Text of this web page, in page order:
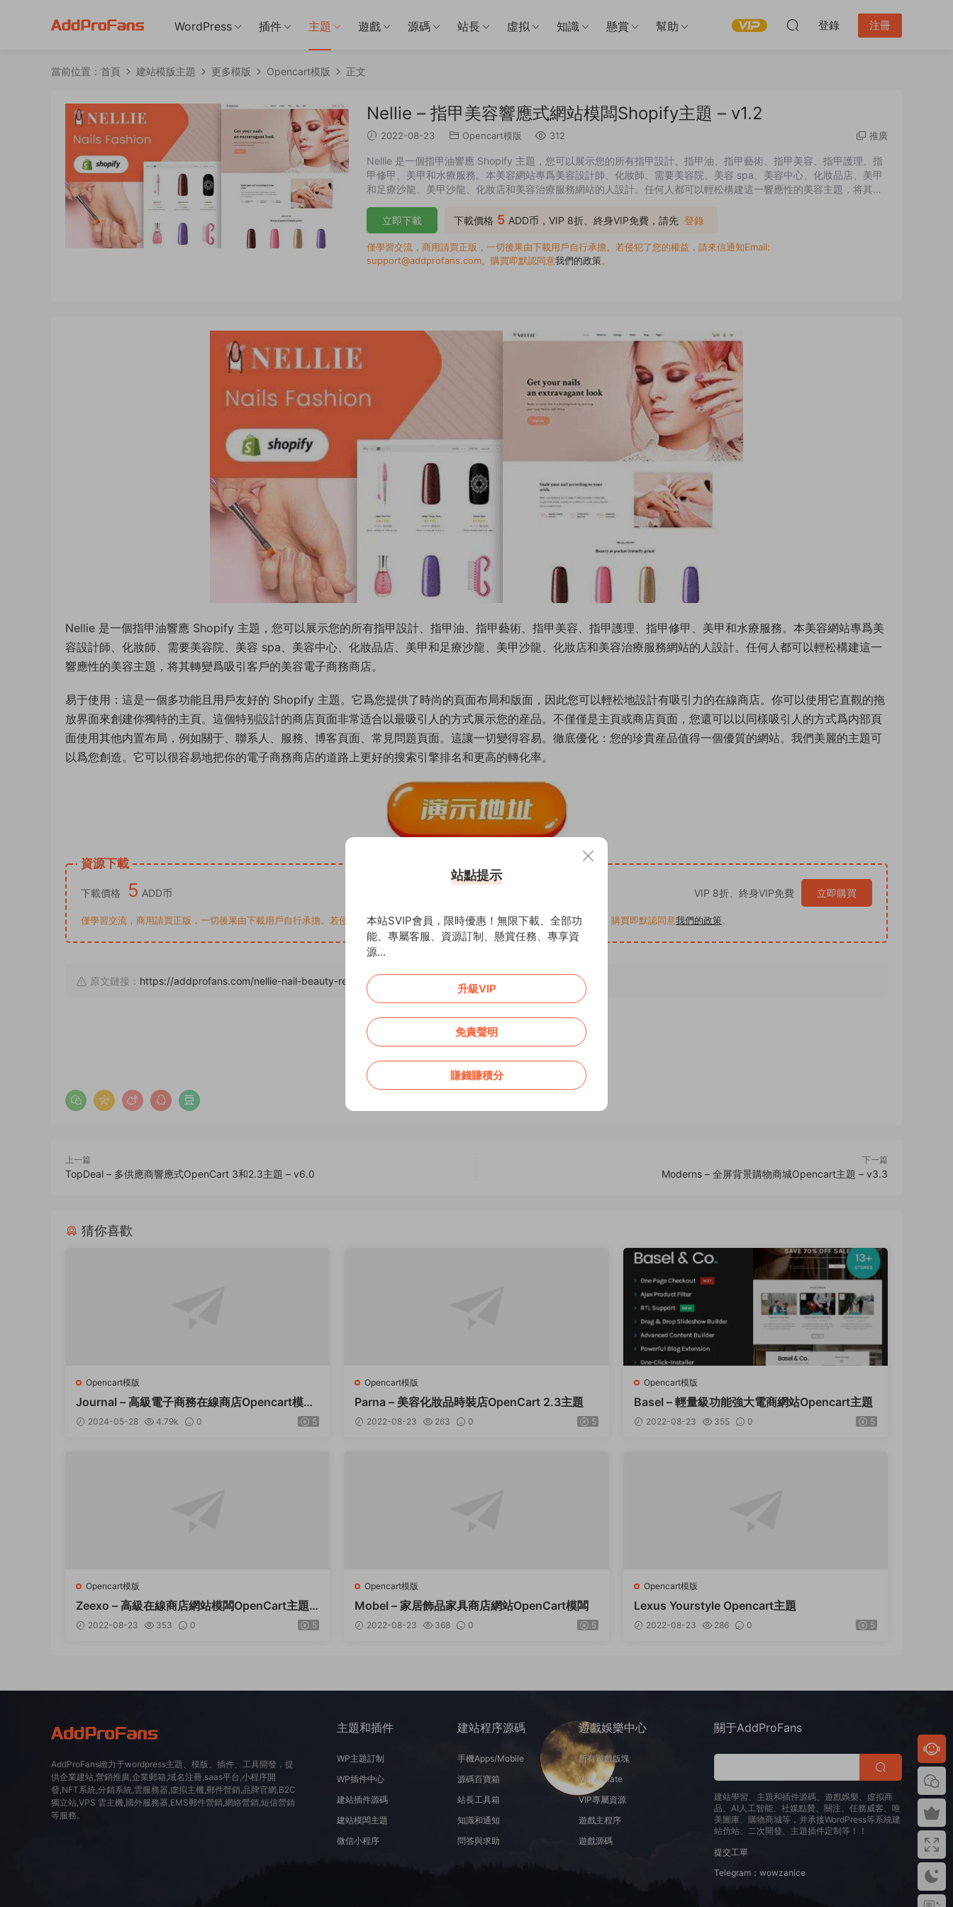
WordPress 插件 主題 遊戲 源碼 站長 虛拟 知識 懸賞 幫助 登錄 注冊
當前位置： 首頁 建站模版主題 更多模版 Opencart模版 正文
Nellie – 指甲美容響應式網站模闆Shopify主題 – v1.2
2022-08-23 Opencart模版 312 推廣
Nellie 是一個指甲油響應 Shopify 主題，您可以展示您的所有指甲設計、指甲油、指甲藝術、指甲美容、指甲護理、指
甲修甲、美甲和水療服務。本美容網站專爲美容設計師、化妝師、需要美容院、美容 spa、美容中心、化妝品店、美甲
和足療沙龍、美甲沙龍、化妝店和美容治療服務網站的人設計。任何人都可以輕松構建這一響應性的美容主題，将其轉
布局和版面，因此您可以輕松地設計有吸引力的在線商店...
下載價格 5 ADD币，VIP 8折、終身VIP免費，請先 登錄
立即下載
僅學習交流，商用請買正版，一切後果由下載用戶自行承擔。若侵犯了您的權益，請來信通知Email:
support@addprofans.com。購買即默認同意我們的政策。
Nellie 是一個指甲油響應 Shopify 主題，您可以展示您的所有指甲設計、指甲油、指甲藝術、指甲美容、指甲護理、指甲修甲、美甲和水療服務。本美容網站專爲美
容設計師、化妝師、需要美容院、美容 spa、美容中心、化妝品店、美甲和足療沙龍、美甲沙龍、化妝店和美容治療服務網站的人設計。任何人都可以輕松構建這一
響應性的美容主題，将其轉變爲吸引客戶的美容電子商務商店。
易于使用：這是一個多功能且用戶友好的 Shopify 主題。它爲您提供了時尚的頁面布局和版面，因此您可以輕松地設計有吸引力的在線商店。你可以使用它直觀的拖
放界面來創建你獨特的主頁。這個特别設計的商店頁面非常适合以最吸引人的方式展示您的産品。不僅僅是主頁或商店頁面，您還可以以同樣吸引人的方式爲内部頁
面使用其他内置布局，例如關于、聯系人、服務、博客頁面、常見問題頁面。這讓一切變得容易。徹底優化：您的珍貴産品值得一個優質的網站。我們美麗的主題可
以爲您創造。它可以很容易地把你的電子商務商店的道路上更好的搜索引擎排名和更高的轉化率。
資源下載
下載價格 5 ADD币 VIP 8折、終身VIP免費 立即購買
僅學習交流，商用請買正版，一切後果由下載用戶自行承擔。若侵犯了您的權益，請來信通知Email: support@addprofans.com。購買即默認同意我們的政策。
原文鏈接： https://addprofans.com/nellie-nail-beauty-responsive/ ，轉載請注明出處。
上一篇
TopDeal – 多供應商響應式OpenCart 3和2.3主題 – v6.0
下一篇
Moderns – 全屏背景購物商城Opencart主題 – v3.3
猜你喜歡
Opencart模版
Journal – 高級電子商務在線商店Opencart模闆
– v3.2.0
2024-05-28 4.79k 0 5
Opencart模版
Parna – 美容化妝品時裝店OpenCart 2.3主題
2022-08-23 263 0 5
Opencart模版
Basel – 輕量級功能強大電商網站Opencart主題
2022-08-23 355 0 5
Opencart模版
Zeexo – 高級在線商店網站模闆OpenCart主題 –
v1.42022-08-23 353 0 5
Opencart模版
Mobel – 家居飾品家具商店網站OpenCart模闆
2022-08-23 368 0 5
Opencart模版
Lexus Yourstyle Opencart主題
2022-08-23 286 0 5
AddProFans緻力于wordpress主題、模版、插件、工具開發，提
供企業建站,營銷推廣,企業郵箱,域名注冊,saas平台,小程序開
發,NFT系統,分銷系統,雲服務器,虛拟主機,郵件營銷,品牌官網,B2C
獨立站,VPS 雲主機,國外服務器,EMS郵件營銷,網絡營銷,短信營銷
等服務。
主題和插件
WP主題訂制
WP插件中心
建站插件源碼
建站模闆主題
微信小程序
建站程序源碼
手機Apps/Mobile
源碼百寶箱
站長工具箱
知識和通知
問答與求助
遊戲娛樂中心
所有遊戲版塊
Virt A Mate
VIP專屬資源
遊戲主程序
遊戲源碼
關于AddProFans
建站學習、主題和插件源碼、遊戲娛樂、虛拟商
品、AI人工智能、社媒點贊、關注、任務威客、唯
美圖庫、購物商城等，并承接WordPress等系統建
站仿站、二次開發、主題插件定制等！！
提交工單
Telegram：wowzanice
站點提示
本站SVIP會員，限時優惠！無限下載、全部功
能、專屬客服、資源訂制、懸賞任務、專享資
源...
升級VIP
免責聲明
賺錢賺積分